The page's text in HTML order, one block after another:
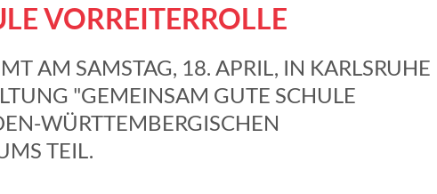
VORREITERROLLE
AM SAMSTAG, 18. APRIL, IN KARLSRUHE
"GEMEINSAM GUTE SCHULE
WÜRTTEMBERGISCHEN
TEIL.